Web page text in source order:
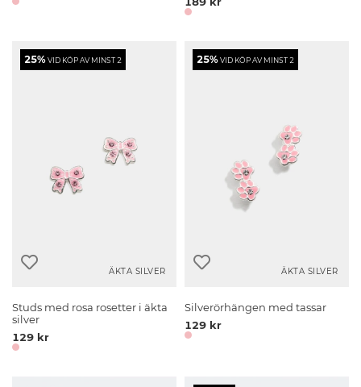
25%VID KÖP AV MINST 2
ÄKTA SILVER
Studs med rosa rosetter i äkta
silver
129 kr
25%VID KÖP AV MINST 2
ÄKTA SILVER
Silverörhängen med tassar
129 kr